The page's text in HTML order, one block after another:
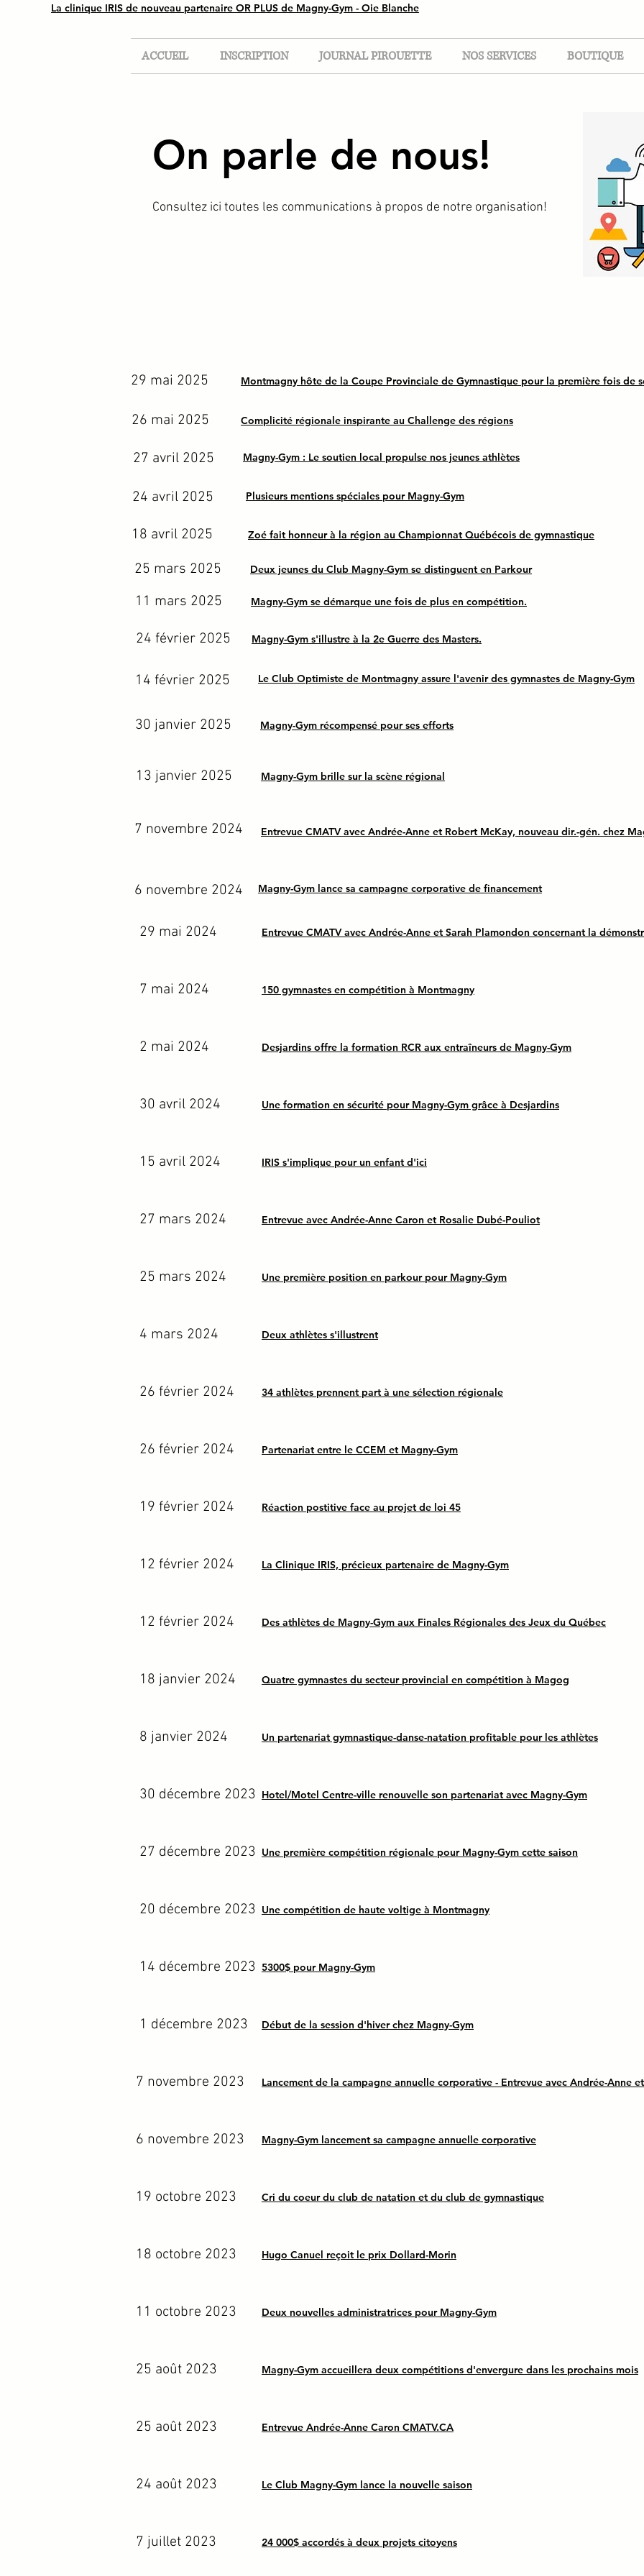
La clinique IRIS de nouveau partenaire OR PLUS de Magny-Gym - Oie Blanche
ACCUEIL INSCRIPTION JOURNAL PIROUETTE NOS SERVICES BOUTIQUE
On parle de nous!
Consultez ici toutes les communications à propos de notre organisation!
Montmagny hôte de la Coupe Provinciale de Gymnastique pour la première fois de
29 mai 2025
26 mai 2025 Complicité régionale inspirante au Challenge des régions
Magny-Gym : Le soutien local propulse nos jeunes athlètes
27 avril 2025
Plusieurs mentions spéciales pour Magny-Gym
24 avril 2025
Zoé fait honneur à la région au Championnat Québécois de gymnastique
18 avril 2025
Deux jeunes du Club Magny-Gym se distinguent en Parkour
25 mars 2025
Magny-Gym se démarque une fois de plus en compétition.
11 mars 2025
Magny-Gym s'illustre à la 2e Guerre des Masters.
24 février 2025
Le Club Optimiste de Montmagny assure l'avenir des gymnastes de Magny-Gym
14 février 2025
30 janvier 2025 Magny-Gym récompensé pour ses efforts
13 janvier 2025 Magny-Gym brille sur la scène régional
7 novembre 2024 Entrevue CMATV avec Andrée-Anne et Robert McKay, nouveau dir.-gén. chez
6 novembre 2024 Magny-Gym lance sa campagne corporative de financement
29 mai 2024 Entrevue CMATV avec Andrée-Anne et Sarah Plamondon concernant la
7 mai 2024 150 gymnastes en compétition à Montmagny
2 mai 2024 Desjardins offre la formation RCR aux entraîneurs de Magny-Gym
30 avril 2024 Une formation en sécurité pour Magny-Gym grâce à Desjardins
15 avril 2024 IRIS s'implique pour un enfant d'ici
27 mars 2024 Entrevue avec Andrée-Anne Caron et Rosalie Dubé-Pouliot
25 mars 2024 Une première position en parkour pour Magny-Gym
4 mars 2024 Deux athlètes s'illustrent
26 février 2024 34 athlètes prennent part à une sélection régionale
26 février 2024 Partenariat entre le CCEM et Magny-Gym
19 février 2024 Réaction postitive face au projet de loi 45
12 février 2024 La Clinique IRIS, précieux partenaire de Magny-Gym
12 février 2024 Des athlètes de Magny-Gym aux Finales Régionales des Jeux du Québec
18 janvier 2024 Quatre gymnastes du secteur provincial en compétition à Magog
8 janvier 2024 Un partenariat gymnastique-danse-natation profitable pour les athlètes
30 décembre 2023 Hotel/Motel Centre-ville renouvelle son partenariat avec Magny-Gym
27 décembre 2023 Une première compétition régionale pour Magny-Gym cette saison
20 décembre 2023 Une compétition de haute voltige à Montmagny
14 décembre 2023 5300$ pour Magny-Gym
1 décembre 2023 Début de la session d'hiver chez Magny-Gym
7 novembre 2023 Lancement de la campagne annuelle corporative - Entrevue avec Andrée-Anne
6 novembre 2023 Magny-Gym lancement sa campagne annuelle corporative
19 octobre 2023 Cri du coeur du club de natation et du club de gymnastique
18 octobre 2023 Hugo Canuel reçoit le prix Dollard-Morin
11 octobre 2023 Deux nouvelles administratrices pour Magny-Gym
25 août 2023 Magny-Gym accueillera deux compétitions d'envergure dans les prochains mois
25 août 2023 Entrevue Andrée-Anne Caron CMATV.CA
24 août 2023 Le Club Magny-Gym lance la nouvelle saison
7 juillet 2023 24 000$ accordés à deux projets citoyens